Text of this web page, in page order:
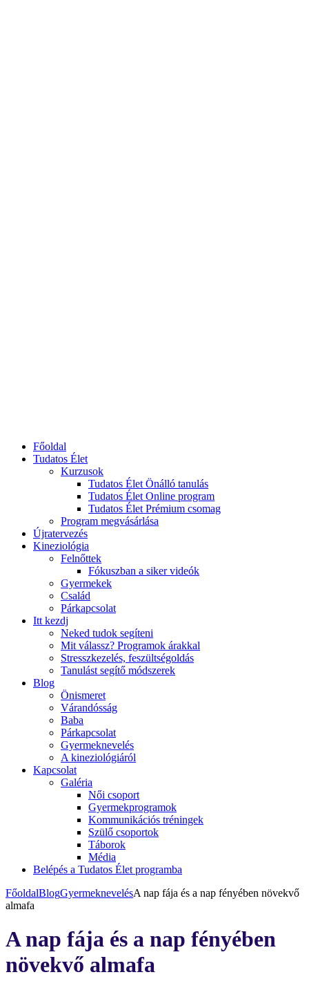
Főoldal
Tudatos Élet
Kurzusok
Tudatos Élet Önálló tanulás
Tudatos Élet Online program
Tudatos Élet Prémium csomag
Program megvásárlása
Újratervezés
Kineziológia
Felnőttek
Fókuszban a siker videók
Gyermekek
Család
Párkapcsolat
Itt kezdj
Neked tudok segíteni
Mit válassz? Programok árakkal
Stresszkezelés, feszültségoldás
Tanulást segítő módszerek
Blog
Önismeret
Várandósság
Baba
Párkapcsolat
Gyermeknevelés
A kineziológiáról
Kapcsolat
Galéria
Női csoport
Gyermekprogramok
Kommunikációs tréningek
Szülő csoportok
Táborok
Média
Belépés a Tudatos Élet programba
FőoldalBlogGyermeknevelésA nap fája és a nap fényében növekvő
almafa
A nap fája és a nap fényében
növekvő almafa